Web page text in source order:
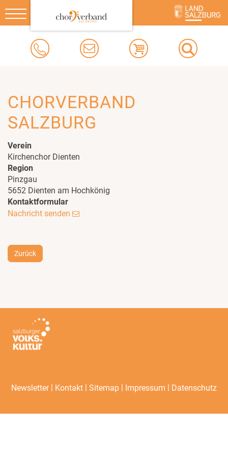
Toggle
navigation
CHORVERBAND
SALZBURG
Verein
Kirchenchor Dienten
Region
Pinzgau
5652 Dienten am Hochkönig
Kontaktformular
Nachricht senden
Zurück
Newsletter | Kontakt | Sitemap | Impressum | Datenschutz